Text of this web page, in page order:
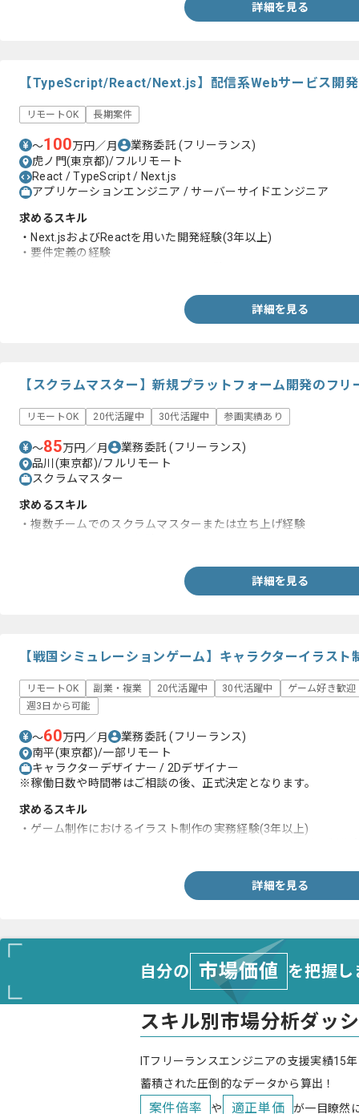
・PdMやPjMとの連携と設計実装を行いながら要件整理やタスク
詳細を見る
【TypeScript/React/Next.js】配信系Webサービス開
リモートOK 長期案件
〜100万円／月 業務委託(フリーランス)
虎ノ門(東京都)/フルリモート
React / TypeScript / Next.js
アプリケーションエンジニア / サーバーサイドエンジニア
求めるスキル
・Next.jsおよびReactを用いた開発経験(3年以上)
・要件定義の経験
詳細を見る
【スクラムマスター】新規プラットフォーム開発のフ
リモートOK 20代活躍中 30代活躍中 参画実績あり
〜85万円／月 業務委託(フリーランス)
品川(東京都)/フルリモート
スクラムマスター
求めるスキル
・複数チームでのスクラムマスターまたは立ち上げ経験
詳細を見る
【戦国シミュレーションゲーム】キャラクターイラス
リモートOK 副業・複業 20代活躍中 30代活躍中
ゲーム好き歓迎
週3日から可能
〜60万円／月 業務委託(フリーランス)
南平(東京都)/一部リモート
キャラクターデザイナー / 2Dデザイナー
※稼働日数や時間帯はご相談の後、正式決定となります。
求めるスキル
・ゲーム制作におけるイラスト制作の実務経験(3年以上)
詳細を見る
自分の 市場価値 を把握
スキル別市場分析ダッ
ITフリーランスエンジニアの支援実績15
蓄積された圧倒的なデータから算出！
案件倍率 や 適正単価 が一目瞭然